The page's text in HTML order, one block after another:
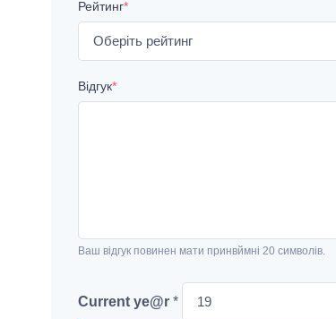
Рейтинг*
Відгук*
Ваш відгук повинен мати принвймні 20 символів.
Current ye@r *